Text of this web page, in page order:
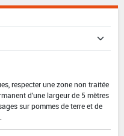
respecter une zone non traitée
d'une largeur de 5 mètres
sur pommes de terre et de